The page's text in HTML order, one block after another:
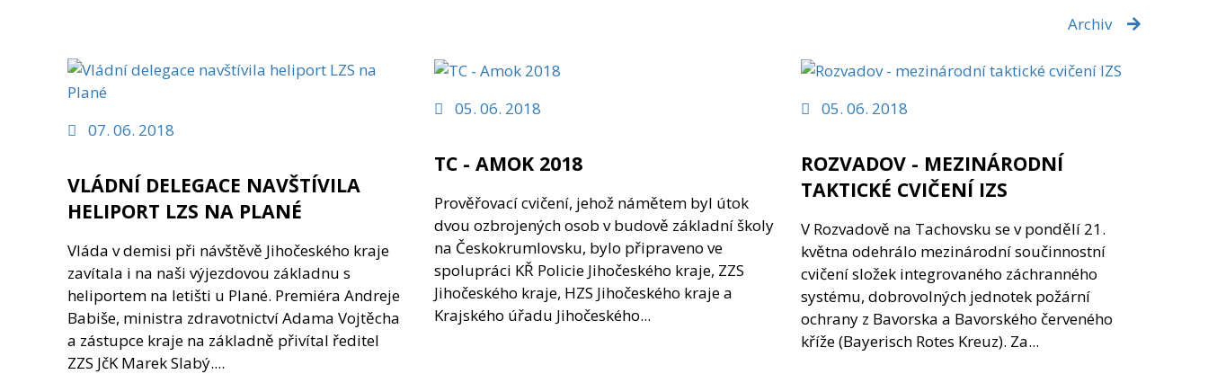
Archiv
07. 06. 2018
VLÁDNÍ DELEGACE NAVŠTÍVILA
HELIPORT LZS NA PLANÉ
Vláda v demisi při návštěvě Jihočeského kraje
zavítala i na naši výjezdovou základnu s
heliportem na letišti u Plané. Premiéra Andreje
Babiše, ministra zdravotnictví Adama Vojtěcha
a zástupce kraje na základně přivítal ředitel
ZZS JčK Marek Slabý....
05. 06. 2018
TC - AMOK 2018
Prověřovací cvičení, jehož námětem byl útok
dvou ozbrojených osob v budově základní školy
na Českokrumlovsku, bylo připraveno ve
spolupráci KŘ Policie Jihočeského kraje, ZZS
Jihočeského kraje, HZS Jihočeského kraje a
Krajského úřadu Jihočeského...
05. 06. 2018
ROZVADOV - MEZINÁRODNÍ
TAKTICKÉ CVIČENÍ IZS
V Rozvadově na Tachovsku se v pondělí 21.
května odehrálo mezinárodní součinnostní
cvičení složek integrovaného záchranného
systému, dobrovolných jednotek požární
ochrany z Bavorska a Bavorského červeného
kříže (Bayerisch Rotes Kreuz). Za...